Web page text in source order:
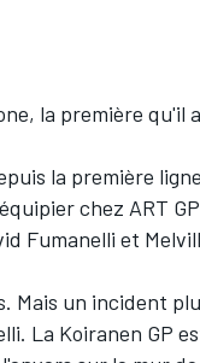
la première qu'il
la première
chez ART
Fumanelli et
Mais un incident
La Koiranen GP